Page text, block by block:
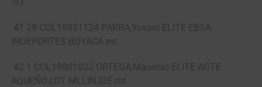
41 29 COL19851124 PARRA,Yovani ELITE EBSA-
INDEPORTES BOYACA mt.
42 1 COL19801022 ORTEGA,Mauricio ELITE AGTE
AQUEÑO.LOT MLLIN.IDE mt.